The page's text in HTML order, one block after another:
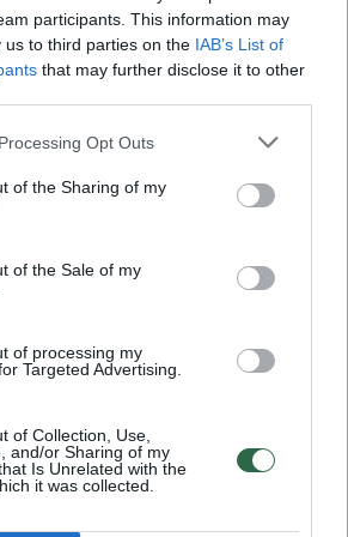
participants. This information may
us to third parties on the IAB’s List of
that may further disclose it to other
Opt Outs
of the Sharing of my
of the Sale of my
of processing my
Targeted Advertising.
of Collection, Use,
and/or Sharing of my
Is Unrelated with the
it was collected.
00:00:30
avarijos Vilniaus r.: dviejų moterų ir
nepavyko
laiko bandymu įsitvirtinti
jis yra neteisus
00:00:57
orais užbaigsime darbo